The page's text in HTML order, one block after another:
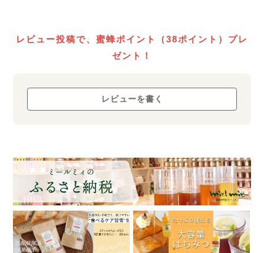
ローハニー
レビュー投稿で、蜜蜂ポイント（38ポイント）プレ
ゼント！
レビューを書く